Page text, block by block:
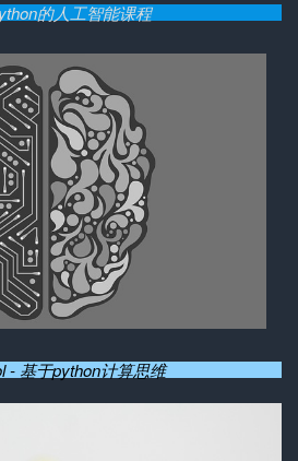
的人工智能课程
- 基于python计算思维